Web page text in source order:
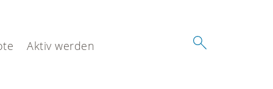
Aktiv werden